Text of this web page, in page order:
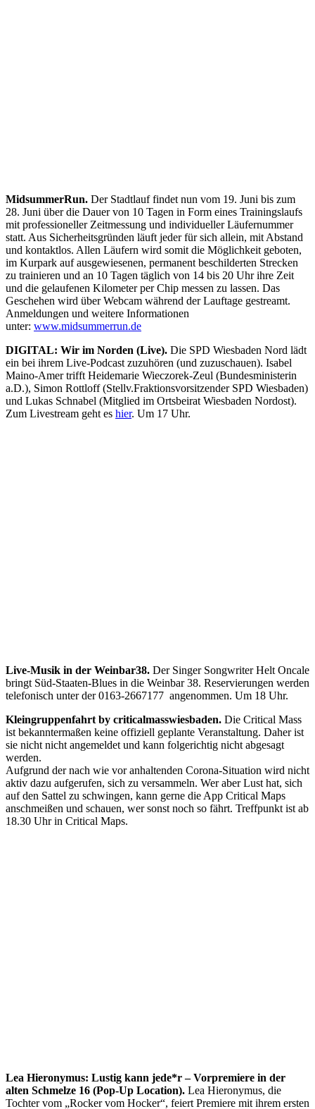
MidsummerRun. Der Stadtlauf findet nun vom 19. Juni bis zum
28. Juni über die Dauer von 10 Tagen in Form eines Trainingslaufs
mit professioneller Zeitmessung und individueller Läufernummer
statt. Aus Sicherheitsgründen läuft jeder für sich allein, mit Abstand
und kontaktlos. Allen Läufern wird somit die Möglichkeit geboten,
im Kurpark auf ausgewiesenen, permanent beschilderten Strecken
zu trainieren und an 10 Tagen täglich von 14 bis 20 Uhr ihre Zeit
und die gelaufenen Kilometer per Chip messen zu lassen. Das
Geschehen wird über Webcam während der Lauftage gestreamt.
Anmeldungen und weitere Informationen
unter: www.midsummerrun.de
DIGITAL: Wir im Norden (Live). Die SPD Wiesbaden Nord lädt
ein bei ihrem Live-Podcast zuzuhören (und zuzuschauen). Isabel
Maino-Amer trifft Heidemarie Wieczorek-Zeul (Bundesministerin
a.D.), Simon Rottloff (Stellv.Fraktionsvorsitzender SPD Wiesbaden)
und Lukas Schnabel (Mitglied im Ortsbeirat Wiesbaden Nordost).
Zum Livestream geht es hier. Um 17 Uhr.
Live-Musik in der Weinbar38. Der Singer Songwriter Helt Oncale
bringt Süd-Staaten-Blues in die Weinbar 38. Reservierungen werden
telefonisch unter der 0163-2667177 angenommen. Um 18 Uhr.
Kleingruppenfahrt by criticalmasswiesbaden. Die Critical Mass
ist bekanntermaßen keine offiziell geplante Veranstaltung. Daher ist
sie nicht nicht angemeldet und kann folgerichtig nicht abgesagt
werden.
Aufgrund der nach wie vor anhaltenden Corona-Situation wird nicht
aktiv dazu aufgerufen, sich zu versammeln. Wer aber Lust hat, sich
auf den Sattel zu schwingen, kann gerne die App Critical Maps
anschmeißen und schauen, wer sonst noch so fährt. Treffpunkt ist ab
18.30 Uhr in Critical Maps.
Lea Hieronymus: Lustig kann jede*r – Vorpremiere in der
alten Schmelze 16 (Pop-Up Location). Lea Hieronymus, die
Tochter vom „Rocker vom Hocker“, feiert Premiere mit ihrem ersten